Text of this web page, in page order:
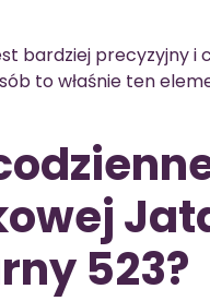
bardziej precyzyjny i
to właśnie ten
523?